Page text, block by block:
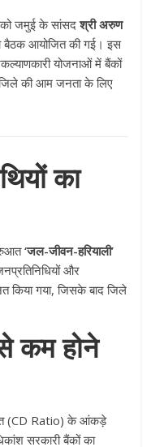
को जमुई के सांसदश्री अरुण
बैठक आयोजित की गई। इस
योजनाओं में बैंकों
जिले की आम जनता के लिए
का
‘जल-जीवन-हरियाली’
और
किया गया, जिसके बाद जिले
कम होने
(CD Ratio) के आंकड़े
सरकारी बैंकों का